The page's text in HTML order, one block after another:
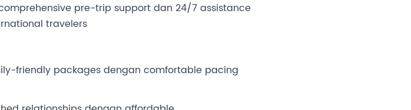
pre-trip support dan 24/7 assistance
travelers
friendly packages dengan comfortable pacing